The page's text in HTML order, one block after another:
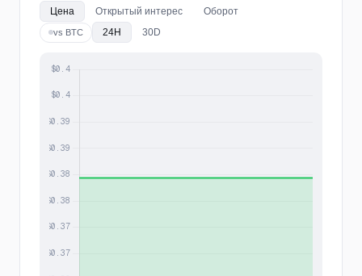
Цена Открытый интерес Оборот
vs BTC 24H 30D